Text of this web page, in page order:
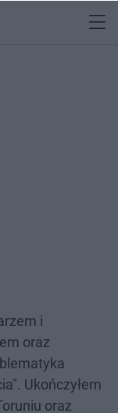
i
oraz
Ukończyłem
oraz